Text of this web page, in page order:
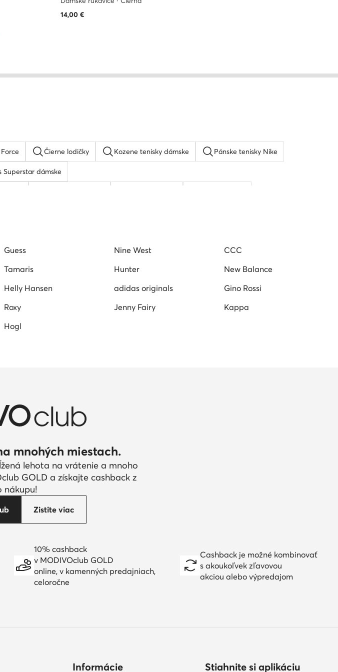
14,00 €
Čierne lodičky Kozene tenisky dámske Pánske tenisky Nike
Superstar dámske
Guess Nine West
CCC
Tamaris Hunter
New Balance
Helly Hansen adidas originals
Gino Rossi
Roxy Jenny Fairy
Kappa
Hogl
mnohých miestach.
lehota na vrátenie a mnoho
GOLD a získajte cashback z
nákupu!
Zistite viac
10% cashback
v MODIVOclub GOLD
online, v kamenných predajniach,
celoročne
Cashback je možné kombinovať
s akoukoľvek zľavovou
akciou alebo výpredajom
Informácie Stiahnite si aplikáciu